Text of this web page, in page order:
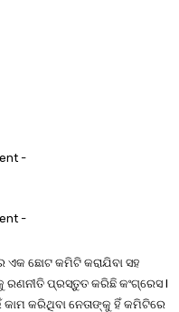
-
-
ଛୋଟ କମିଟି କରାଯିବା ସହ
ରଣନୀତି ପ୍ରସ୍ତୁତ କରିଛି କଂଗ୍ରେସ l
କାମ କରିଥିବା ନେତାଙ୍କୁ ହିଁ କମିଟିରେ